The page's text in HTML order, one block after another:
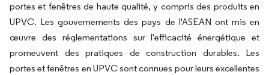
portes et fenêtres de haute qualité, y compris des produits en
UPVC. Les gouvernements des pays de l'ASEAN ont mis en
œuvre des réglementations sur l'efficacité énergétique et
promeuvent des pratiques de construction durables. Les
portes et fenêtres en UPVC sont connues pour leurs excellentes